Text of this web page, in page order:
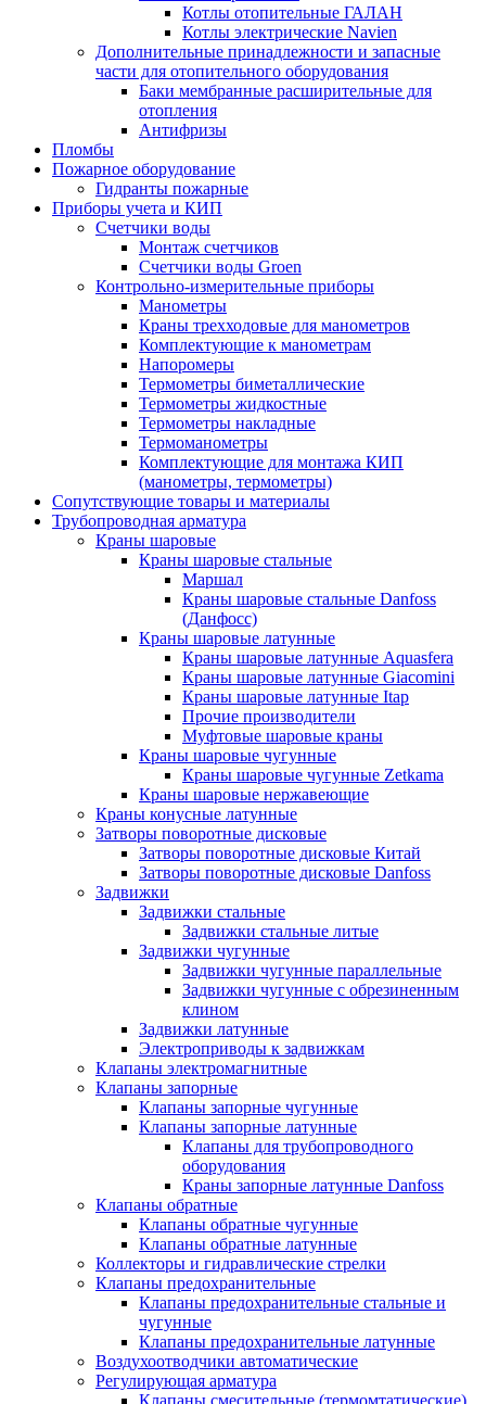
Котлы отопительные ГАЛАН
Котлы электрические Navien
Дополнительные принадлежности и запасные
части для отопительного оборудования
Баки мембранные расширительные для
отопления
Антифризы
Пломбы
Пожарное оборудование
Гидранты пожарные
Приборы учета и КИП
Счетчики воды
Монтаж счетчиков
Счетчики воды Groen
Контрольно-измерительные приборы
Манометры
Краны трехходовые для манометров
Комплектующие к манометрам
Напоромеры
Термометры биметаллические
Термометры жидкостные
Термометры накладные
Термоманометры
Комплектующие для монтажа КИП
(манометры, термометры)
Сопутствующие товары и материалы
Трубопроводная арматура
Краны шаровые
Краны шаровые стальные
Маршал
Краны шаровые стальные Danfoss
(Данфосс)
Краны шаровые латунные
Краны шаровые латунные Aquasfera
Краны шаровые латунные Giacomini
Краны шаровые латунные Itap
Прочие производители
Муфтовые шаровые краны
Краны шаровые чугунные
Краны шаровые чугунные Zetkama
Краны шаровые нержавеющие
Краны конусные латунные
Затворы поворотные дисковые
Затворы поворотные дисковые Китай
Затворы поворотные дисковые Danfoss
Задвижки
Задвижки стальные
Задвижки стальные литые
Задвижки чугунные
Задвижки чугунные параллельные
Задвижки чугунные с обрезиненным
клином
Задвижки латунные
Электроприводы к задвижкам
Клапаны электромагнитные
Клапаны запорные
Клапаны запорные чугунные
Клапаны запорные латунные
Клапаны для трубопроводного
оборудования
Краны запорные латунные Danfoss
Клапаны обратные
Клапаны обратные чугунные
Клапаны обратные латунные
Коллекторы и гидравлические стрелки
Клапаны предохранительные
Клапаны предохранительные стальные и
чугунные
Клапаны предохранительные латунные
Воздухоотводчики автоматические
Регулирующая арматура
Клапаны смесительные (термомтатические)